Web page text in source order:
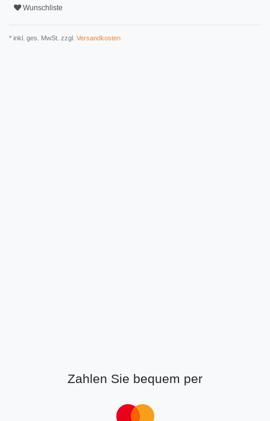
Wunschliste
* inkl. ges. MwSt. zzgl. Versandkosten
Zahlen Sie bequem per